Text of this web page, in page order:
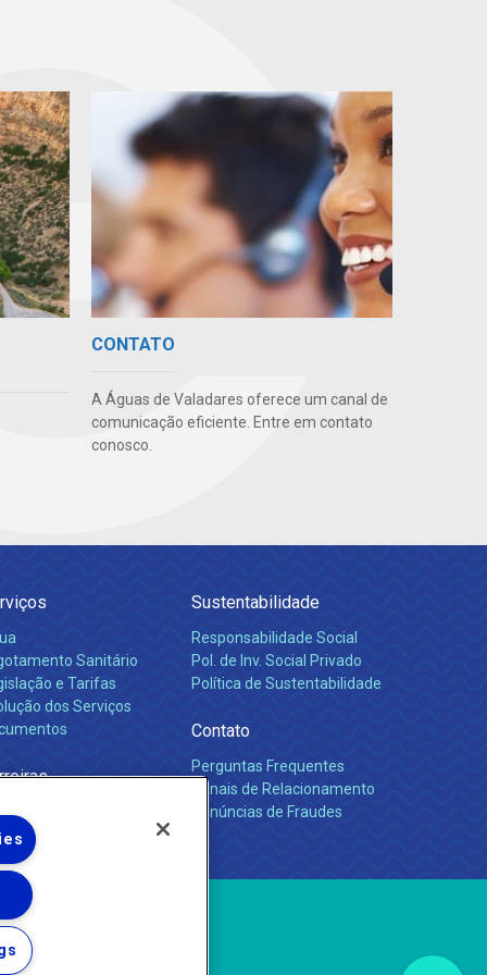
CONTATO
A Águas de Valadares oferece um canal de
comunicação eficiente. Entre em contato
conosco.
Sanitário
e Tarifas
dos Serviços
Sustentabilidade
Responsabilidade Social
Pol. de Inv. Social Privado
Política de Sustentabilidade
Contato
Perguntas Frequentes
Canais de Relacionamento
Denúncias de Fraudes